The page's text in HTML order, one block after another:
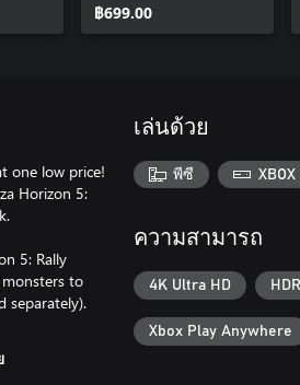
฿699.00
one low price!
Horizon 5:
5: Rally
to
separately).
เล่นด้วย
พีซี XBOX
ความสามารถ
4K Ultra HD
Xbox Play Anywhere